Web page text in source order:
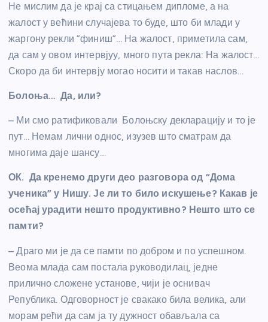
Не мислим да је крај са стицањем дипломе, а на
жалост у већини случајева то буде, што би млади у
жаргону рекли ”финиш”… На жалост, приметила сам,
да сам у овом интервјуу, много пута рекла: На жалост…
Скоро да би интервју могао носити и такав наслов…
Болоња… Да, или?
– Ми смо ратификовали Болоњску декларацију и то је
пут… Немам лични однос, изузев што сматрам да
многима даје шансу…
ОК. Да кренемо други део разговора од “Дома
ученика” у Нишу. Је ли то било искушење? Какав је
осећај урадити нешто продуктивно? Нешто што се
памти?
– Драго ми је да се памти по добром и по успешном.
Веома млада сам постала руководилац, једне
прилично сложене установе, чији је оснивач
Република. Одговорност је свакако била велика, али
морам рећи да сам ја ту дужност обављала са